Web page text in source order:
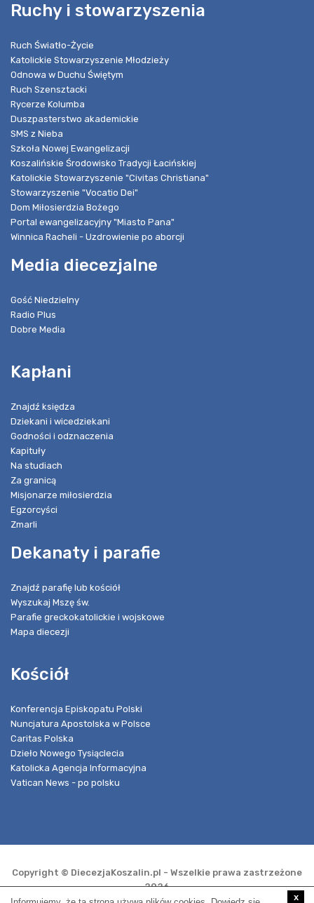
Ruchy i stowarzyszenia
Ruch Światło-Życie
Katolickie Stowarzyszenie Młodzieży
Odnowa w Duchu Świętym
Ruch Szensztacki
Rycerze Kolumba
Duszpasterstwo akademickie
SMS z Nieba
Szkoła Nowej Ewangelizacji
Koszalińskie Środowisko Tradycji Łacińskiej
Katolickie Stowarzyszenie "Civitas Christiana"
Stowarzyszenie "Vocatio Dei"
Dom Miłosierdzia Bożego
Portal ewangelizacyjny "Miasto Pana"
Winnica Racheli - Uzdrowienie po aborcji
Media diecezjalne
Gość Niedzielny
Radio Plus
Dobre Media
Kapłani
Znajdź księdza
Dziekani i wicedziekani
Godności i odznaczenia
Kapituły
Na studiach
Za granicą
Misjonarze miłosierdzia
Egzorcyści
Zmarli
Dekanaty i parafie
Znajdź parafię lub kościół
Wyszukaj Mszę św.
Parafie greckokatolickie i wojskowe
Mapa diecezji
Kościół
Konferencja Episkopatu Polski
Nuncjatura Apostolska w Polsce
Caritas Polska
Dzieło Nowego Tysiąclecia
Katolicka Agencja Informacyjna
Vatican News - po polsku
Copyright © DiecezjaKoszalin.pl - Wszelkie prawa zastrzeżone
2026
x